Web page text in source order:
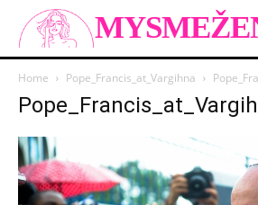
Home Pope_Francis_at_Vargihna